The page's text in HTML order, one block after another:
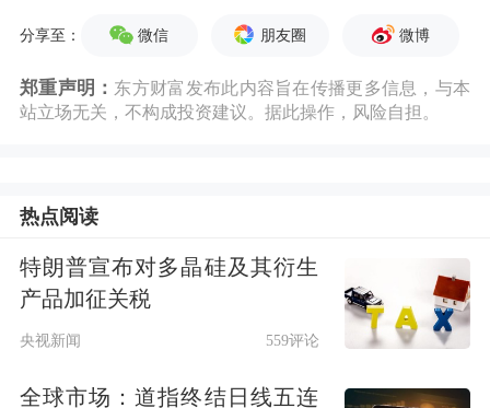
产业支持性政策频出。
从宏观层面来看，弘则研究光伏分析师
标”。大型风电光伏基地建设正在为新
能源产业发展提供新的动力，同时深刻
影响行业发展格局。比如，根据国家发
改委和国家能源局发布的《以沙漠、戈
壁、荒漠地区为重点的大型风电光伏基
分享至： 微信 朋友圈 微博
郑重声明： 东方财富发布此内容旨在传播更多信息，与本
站立场无关，不构成投资建议。据此操作，风险自担。
热点阅读
特朗普宣布对多晶硅及其衍生
产品加征关税
央视新闻 559评论
全球市场：道指终结日线五连